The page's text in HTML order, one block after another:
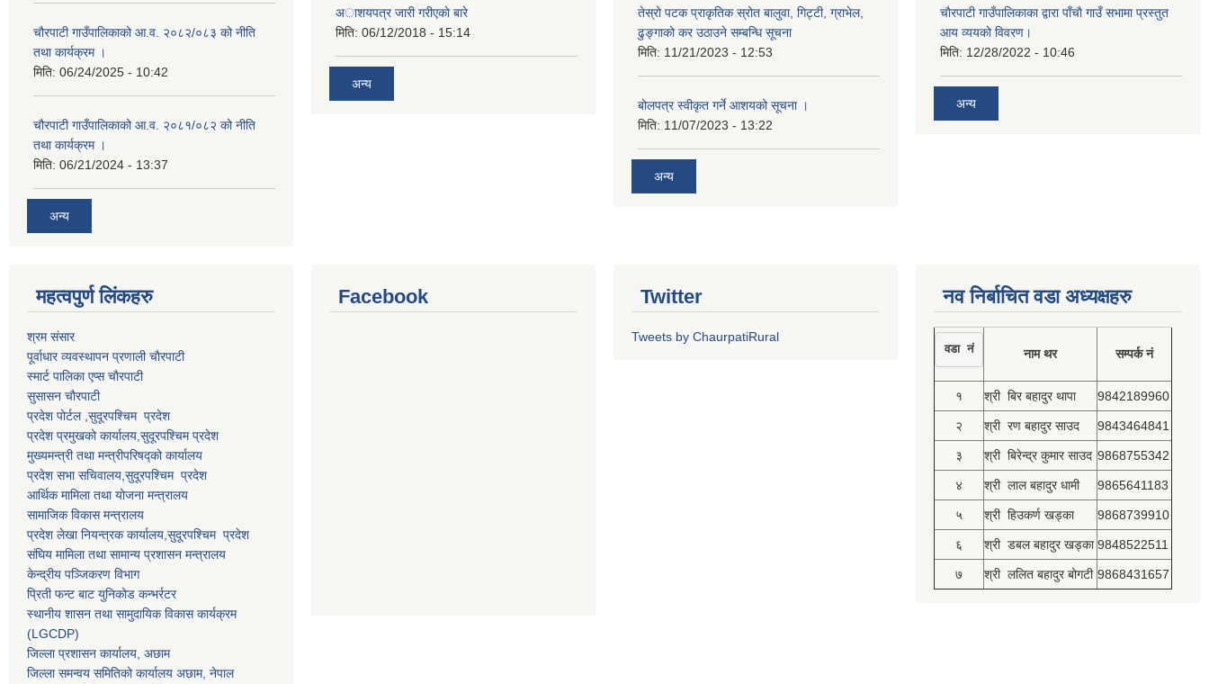
चौरपाटी गाउँपालिकाको आ.व. २०८२/०८३ को नीति
तथा कार्यक्रम ।
मिति: 06/24/2025 - 10:42
चौरपाटी गाउँपालिकाको आ.व. २०८१/०८२ को नीति
तथा कार्यक्रम ।
मिति: 06/21/2024 - 13:37
अन्य
अाशयपत्र जारी गरीएकाे बारे
मिति: 06/12/2018 - 15:14
अन्य
तेस्रो पटक प्राकृतिक स्रोत बालुवा, गिट्टी, ग्राभेल,
ढुङ्गाको कर उठाउने सम्बन्धि सूचना
मिति: 11/21/2023 - 12:53
बोलपत्र स्वीकृत गर्ने आशयको सूचना ।
मिति: 11/07/2023 - 13:22
अन्य
चाैरपाटी गाउँपालिकाका द्वारा पाँचाै गाउँ सभामा प्रस्तुत
आय व्ययकाे विवरण।
मिति: 12/28/2022 - 10:46
अन्य
महत्वपुर्ण लि‌ंकहरु
श्रम संसार
पूर्वाधार व्यवस्थापन प्रणाली चाैरपाटी
स्मार्ट पालिका एप्स चाैरपाटी
सुसासन चाैरपाटी
प्रदेश पोर्टल ,सुदूरपश्चिम प्रदेश
प्रदेश प्रमुखको कार्यालय, सुदूरपश्चिमप्रदेश
मुख्यमन्त्री तथा मन्त्रीपरिषद्को कार्यालय
प्रदेश सभा सचिवालय, सुदूरपश्चिम प्रदेश
आर्थिक मामिला तथा योजना मन्त्रालय
सामाजिक विकास मन्त्रालय
प्रदेश लेखा नियन्त्रक कार्यालय, सुदूरपश्चिम प्रदेश
संघिय मामिला तथा सामान्य प्रशासन मन्त्रालय
केन्द्रीय पञ्जिकरण विभाग
प्रिती फन्ट बाट युनिकोड कन्भर्रटर
स्थानीय शासन तथा सामुदायिक विकास कार्यक्रम
(LGCDP)
जिल्ला प्रशासन कार्यालय, अछाम
जिल्ला समन्वय समितिको कार्यालय अछाम, नेपाल
Facebook Twitter
Tweets by ChaurpatiRural
नव निर्बाचित वडा अध्यक्षहरु
वडा नं नाम थर सम्पर्क नं
१ श्री बिर बहादुर थापा 9842189960
२ श्री रण बहादुर साउद 9843464841
३ श्री बिरेन्द्र कुमार साउद 9868755342
४ श्री लाल बहादुर धामी 9865641183
५ श्री हिउकर्ण खड्का 9868739910
६ श्री डबल बहादुर खड्का 9848522511
७ श्री ललित बहादुर बोगटी 9868431657